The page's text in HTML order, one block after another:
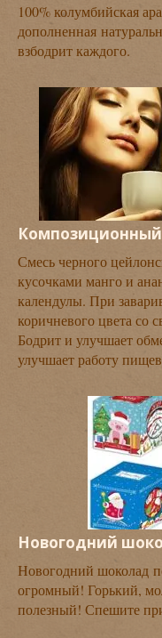
100% колумбийская
дополненная
взбодрит каждого.
Смесь черного
кусочками манго и
календулы. При
коричневого цвета со
Бодрит и улучшает
улучшает работу
Новогодний
Новогодний шоколад
огромный! Горький,
полезный! Спешите